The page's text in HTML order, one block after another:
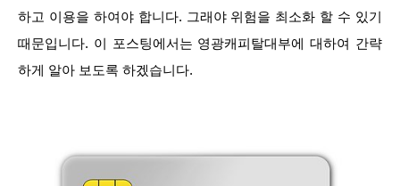
하고 이용을 하여야 합니다. 그래야 위험을 최소화 할 수 있기
때문입니다. 이 포스팅에서는 영광캐피탈대부에 대하여 간략
하게 알아 보도록 하겠습니다.